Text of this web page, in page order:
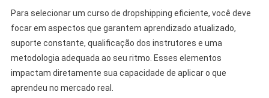
Para selecionar um curso de dropshipping eficiente, você deve
focar em aspectos que garantem aprendizado atualizado,
suporte constante, qualificação dos instrutores e uma
metodologia adequada ao seu ritmo. Esses elementos
impactam diretamente sua capacidade de aplicar o que
aprendeu no mercado real.